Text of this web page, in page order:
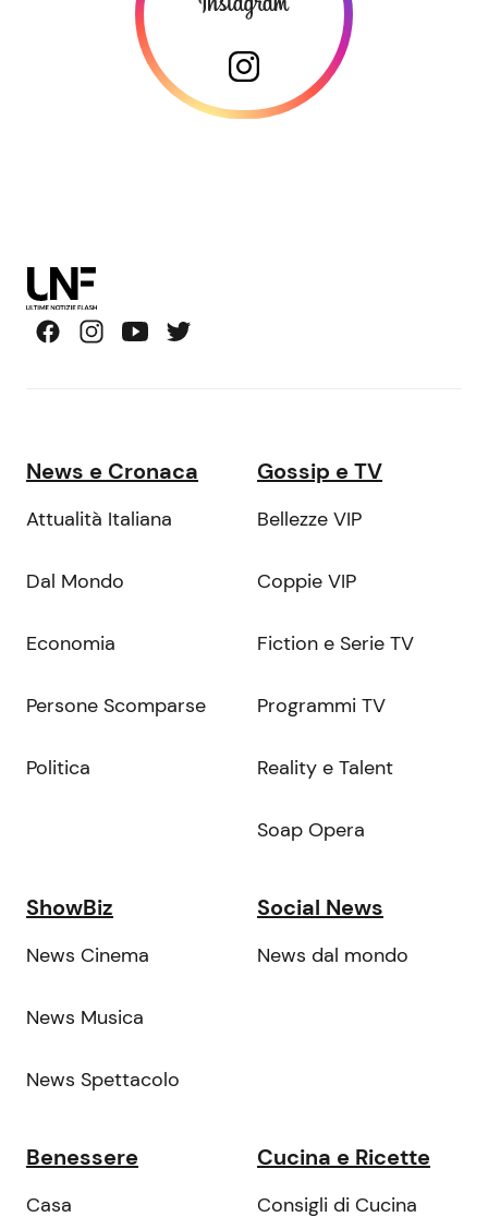
News e Cronaca
Attualità Italiana
Dal Mondo
Economia
Persone Scomparse
Politica
Gossip e TV
Bellezze VIP
Coppie VIP
Fiction e Serie TV
Programmi TV
Reality e Talent
Soap Opera
ShowBiz
News Cinema
News Musica
News Spettacolo
Social News
News dal mondo
Benessere
Casa
Cucina e Ricette
Consigli di Cucina